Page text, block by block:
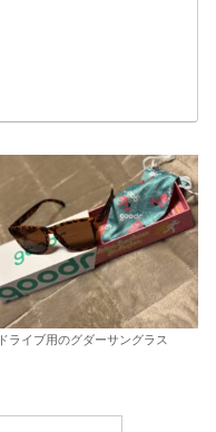
ドライブ用のグダーサングラス